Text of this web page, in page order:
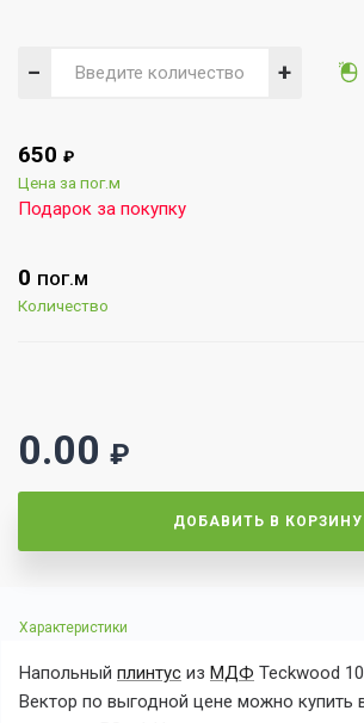
− +
650 ₽
Цена за пог.м
Подарок за покупку
0 ПОГ.М
Количество
0.00 ₽
ДОБАВИТЬ В КОРЗИНУ
Характеристики
Напольный плинтус из МДФ Teckwood
Вектор по выгодной цене можно купить